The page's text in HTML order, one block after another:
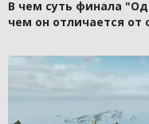
В чем суть финала
чем он отличается от